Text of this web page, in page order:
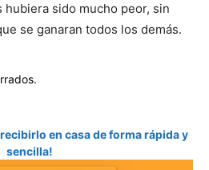
hubiera sido mucho peor, sin
se ganaran todos los demás.
en casa de forma rápida y
sencilla!